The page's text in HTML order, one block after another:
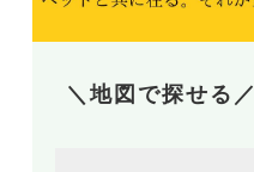
＼地図で探せる／